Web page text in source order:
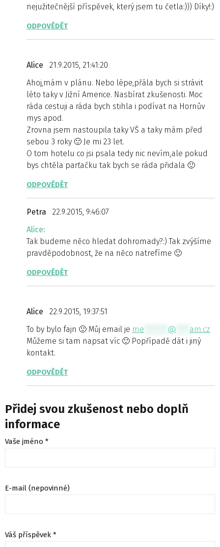
nejužitečnější příspěvek, který jsem tu četla:))) Díky!:)
ODPOVĚDĚT
Alice
21.9.2015, 21:41:20
Ahoj,mám v plánu. Nebo lépe,přála bych si strávit
léto taky v Jižní Americe. Nasbírat zkušenosti. Moc
ráda cestuji a ráda bych stihla i podívat na Hornův
mys apod.
Zrovna jsem nastoupila taky VŠ a taky mám před
sebou 3 roky 🙂 Je mi 23 let.
O tom hotelu co jsi psala tedy nic nevím,ale pokud
bys chtěla parťačku tak bych se ráda přidala 🙂
ODPOVĚDĚT
Petra
22.9.2015, 9:46:07
Alice:
Tak budeme něco hledat dohromady?:) Tak zvýšíme
pravděpodobnost, že na něco natrefíme 🙂
ODPOVĚDĚT
Alice
22.9.2015, 19:37:51
To by bylo fajn 🙂 Můj email je me @
am.cz
Můžeme si tam napsat víc 🙂 Popřípadě dát i jiný
kontakt.
ODPOVĚDĚT
Přidej svou zkušenost nebo doplň
informace
Vaše jméno *
E-mail (nepovinné)
Váš příspěvek *